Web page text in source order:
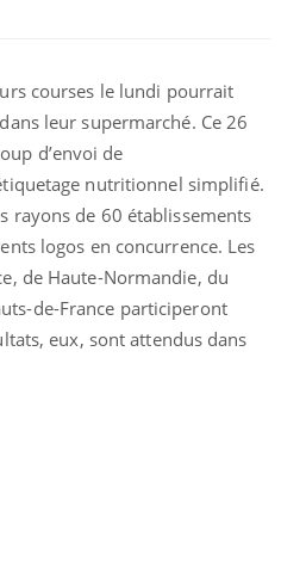
courses le lundi pourrait
leur supermarché. Ce 26
d’envoi de
nutritionnel simplifié.
rayons de 60 établissements
logos en concurrence. Les
de Haute-Normandie, du
de-France participeront
eux, sont attendus dans